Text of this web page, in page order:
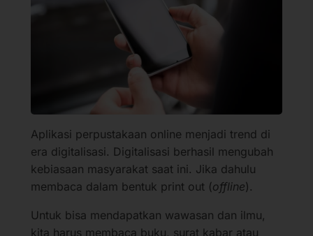
Aplikasi perpustakaan online menjadi trend di
era digitalisasi. Digitalisasi berhasil mengubah
kebiasaan masyarakat saat ini. Jika dahulu
membaca dalam bentuk print out (offline).
Untuk bisa mendapatkan wawasan dan ilmu,
kita harus membaca buku, surat kabar atau